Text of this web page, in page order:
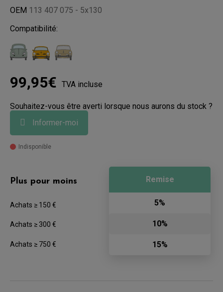
OEM 113 407 075 - 5x130
Compatibilité:
99,95€ TVA incluse
Souhaitez-vous être averti lorsque nous aurons du stock ?
Informer-moi
Indisponible
Plus pour moins
Achats ≥ 150 €
Achats ≥ 300 €
Achats ≥ 750 €
Remise
5%
10%
15%